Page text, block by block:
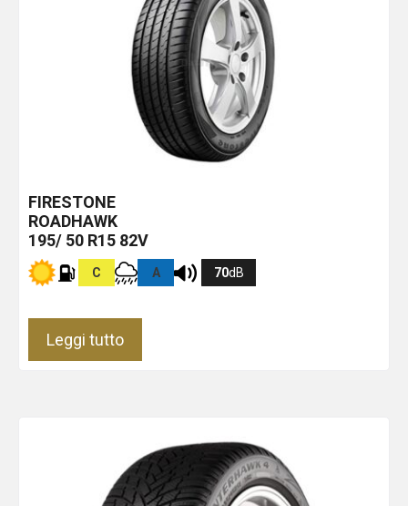
FIRESTONE
ROADHAWK
195/ 50 R15 82V
C A 70dB
Leggi tutto